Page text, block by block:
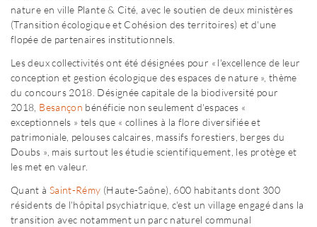
nature en ville Plante & Cité, avec le soutien de deux ministères
(Transition écologique et Cohésion des territoires) et d'une
flopée de partenaires institutionnels.
Les deux collectivités ont été désignées pour « l'excellence de leur
conception et gestion écologique des espaces de nature », thème
du concours 2018. Désignée capitale de la biodiversité pour
2018, Besançon bénéficie non seulement d'espaces «
exceptionnels » tels que « collines à la flore diversifiée et
patrimoniale, pelouses calcaires, massifs forestiers, berges du
Doubs », mais surtout les étudie scientifiquement, les protège et
les met en valeur.
Quant à Saint-Rémy (Haute-Saône), 600 habitants dont 300
résidents de l'hôpital psychiatrique, c'est un village engagé dans la
transition avec notamment un parc naturel communal